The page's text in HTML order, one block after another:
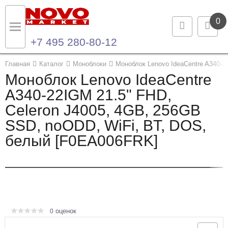
0
+7 495 280-80-12
Главная Каталог Моноблоки Моноблок Lenovo IdeaCentre A340-
Моноблок Lenovo IdeaCentre
A340-22IGM 21.5" FHD,
Celeron J4005, 4GB, 256GB
SSD, noODD, WiFi, BT, DOS,
белый [F0EA006FRK]
0 оценок
Назад
Каталог продукции
Ноутбуки и ультрабуки
Компьютеры
Назад
Контакты
Контактная информация